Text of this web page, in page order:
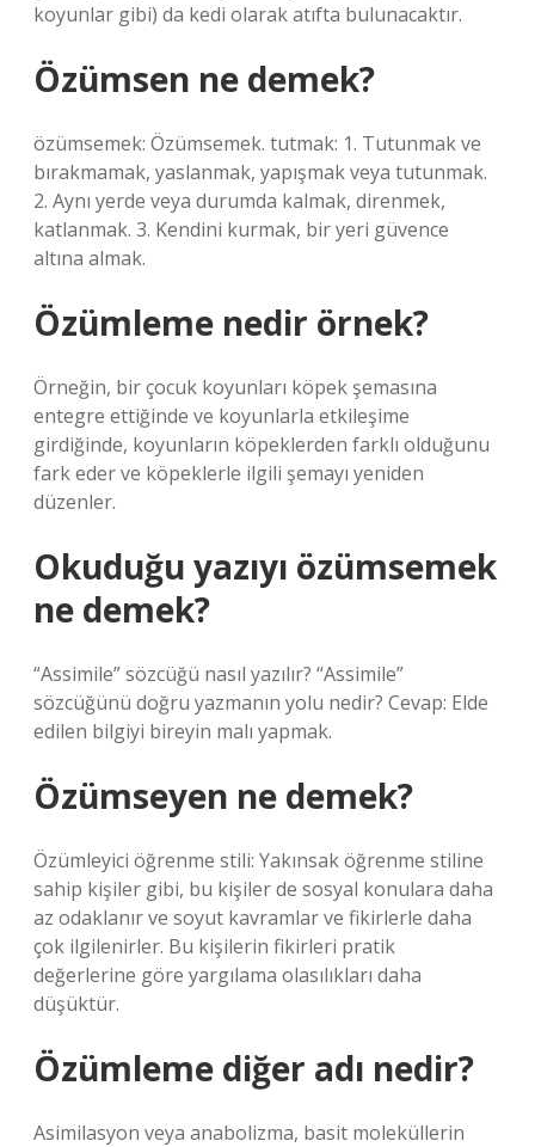
koyunlar gibi) da kedi olarak atıfta bulunacaktır.
Özümsen ne demek?
özümsemek: Özümsemek. tutmak: 1. Tutunmak ve
bırakmamak, yaslanmak, yapışmak veya tutunmak.
2. Aynı yerde veya durumda kalmak, direnmek,
katlanmak. 3. Kendini kurmak, bir yeri güvence
altına almak.
Özümleme nedir örnek?
Örneğin, bir çocuk koyunları köpek şemasına
entegre ettiğinde ve koyunlarla etkileşime
girdiğinde, koyunların köpeklerden farklı olduğunu
fark eder ve köpeklerle ilgili şemayı yeniden
düzenler.
Okuduğu yazıyı özümsemek
ne demek?
“Assimile” sözcüğü nasıl yazılır? “Assimile”
sözcüğünü doğru yazmanın yolu nedir? Cevap: Elde
edilen bilgiyi bireyin malı yapmak.
Özümseyen ne demek?
Özümleyici öğrenme stili: Yakınsak öğrenme stiline
sahip kişiler gibi, bu kişiler de sosyal konulara daha
az odaklanır ve soyut kavramlar ve fikirlerle daha
çok ilgilenirler. Bu kişilerin fikirleri pratik
değerlerine göre yargılama olasılıkları daha
düşüktür.
Özümleme diğer adı nedir?
Asimilasyon veya anabolizma, basit moleküllerin